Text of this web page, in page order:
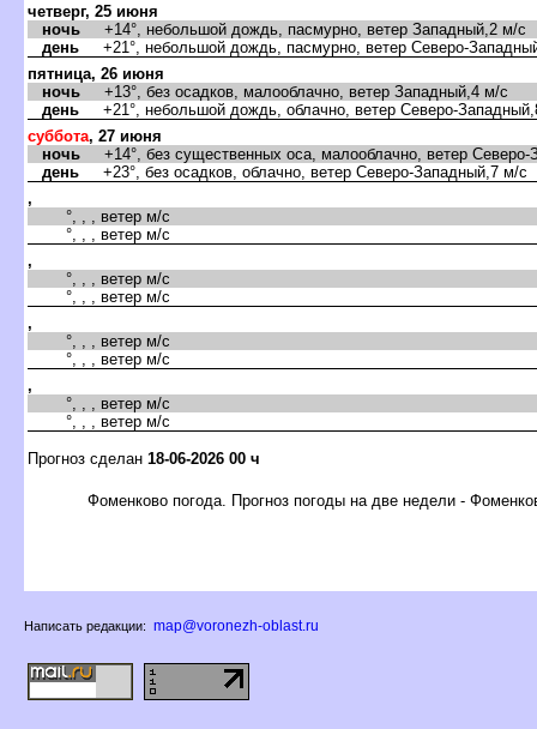
четверг, 25 июня
ночь +14°, небольшой дождь, пасмурно, ветер Западный,2 м/с
день +21°, небольшой дождь, пасмурно, ветер Северо-
пятница, 26 июня
ночь +13°, без осадков, малооблачно, ветер Западный,4 м/с
день +21°, небольшой дождь, облачно, ветер Северо-
суббота, 27 июня
ночь +14°, без существенных оса, малооблачно, ветер Северо-
день +23°, без осадков, облачно, ветер Северо-Западный,7 м/с
,
°, , , ветер м/с
°, , , ветер м/с
,
°, , , ветер м/с
°, , , ветер м/с
,
°, , , ветер м/с
°, , , ветер м/с
,
°, , , ветер м/с
°, , , ветер м/с
Прогноз сделан 18-06-2026 00 ч
Фоменково погода. Прогноз погоды на две недели -
Написать редакции: map@voronezh-oblast.ru